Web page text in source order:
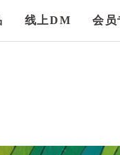
线上DM 会员